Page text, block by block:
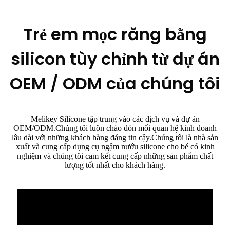
Trẻ em mọc răng bằng
silicon tùy chỉnh từ dự án
OEM / ODM của chúng tôi
Melikey Silicone tập trung vào các dịch vụ và dự án
OEM/ODM.Chúng tôi luôn chào đón mối quan hệ kinh doanh
lâu dài với những khách hàng đáng tin cậy.Chúng tôi là nhà sản
xuất và cung cấp dụng cụ ngậm nướu silicone cho bé có kinh
nghiệm và chúng tôi cam kết cung cấp những sản phẩm chất
lượng tốt nhất cho khách hàng.